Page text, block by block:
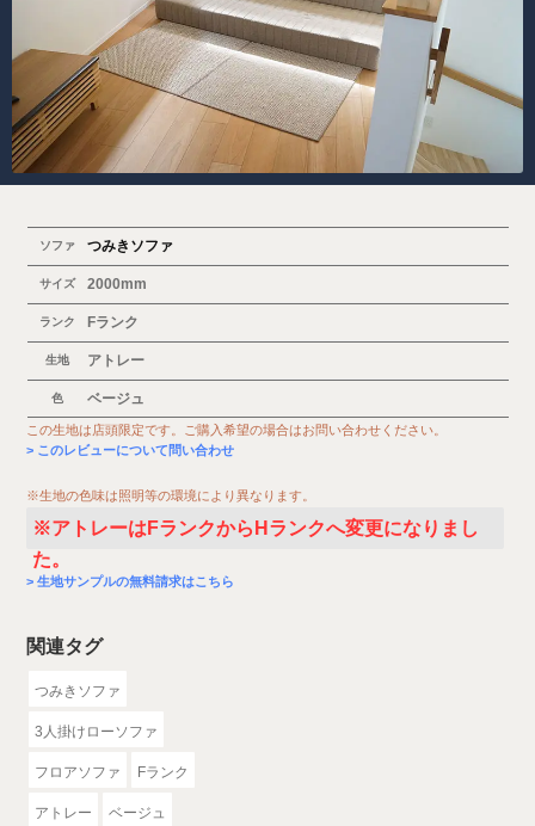
ソファ つみきソファ
サイズ 2000mm
ランク Fランク
生地 アトレー
色 ベージュ
この生地は店頭限定です。ご購入希望の場合はお問い合わせください。
このレビューについて問い合わせ
※生地の色味は照明等の環境により異なります。
※アトレーはFランクからHランクへ変更になりまし
た。
生地サンプルの無料請求はこちら
関連タグ
つみきソファ
3人掛けローソファ
フロアソファ Fランク
アトレー ベージュ